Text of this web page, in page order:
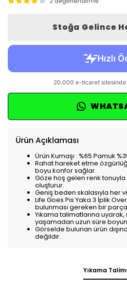
Stoğa Gelince
Ürün Açıklaması
Ürün Kumaşı : %65 Pamuk
Rahat hareket etme
boyu konfor sağlar.
Göze hoş gelen renk
oluşturur.
Geniş beden skalasıyla her
Life Goes Pis Yaka 3 İplik
bulunması gereken bir
Yıkama talimatlarına
yaşamadan uzun süre
Görselde bulunan ürün
değildir.
Yıkama